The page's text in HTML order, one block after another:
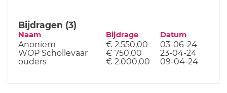
Bijdragen (3)
Naam Bijdrage Datum
Anoniem € 2.550,00
03-06-24
WOP Schollevaar
€ 750,00
23-04-24
ouders
€ 2.000,00 09-04-24